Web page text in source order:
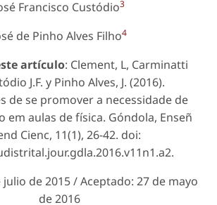
Francisco Custódio3
de Pinho Alves Filho4
artículo: Clement, L, Carminatti
J.F. y Pinho Alves, J. (2016).
de se promover a necessidade de
em aulas de física. Góndola, Enseñ
Cienc, 11(1), 26-42. doi:
julio de 2015 / Aceptado: 27 de mayo
de 2016